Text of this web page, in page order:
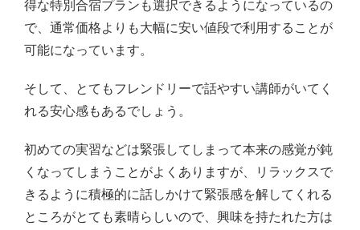
得な特別合宿プランも選択できるようになっているの
で、通常価格よりも大幅に安い値段で利用することが
可能になっています。
そして、とてもフレンドリーで話やすい講師がいてく
れる安心感もあるでしょう。
初めての実習などは緊張してしまって本来の感覚が鈍
くなってしまうことがよくありますが、リラックスで
きるように積極的に話しかけて緊張感を解してくれる
ところがとても素晴らしいので、興味を持たれた方は